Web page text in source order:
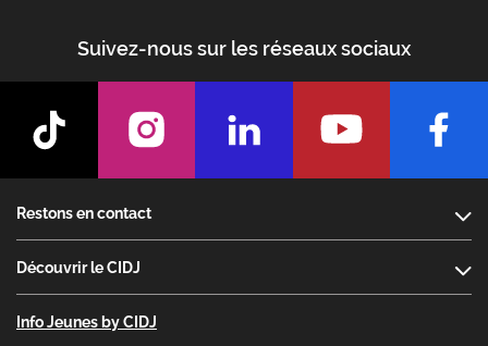
Suivez-nous sur les réseaux sociaux
Restons en contact
Découvrir le CIDJ
Info Jeunes by CIDJ